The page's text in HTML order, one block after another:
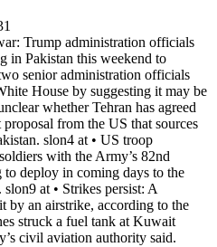
Trump administration officials
in Pakistan this weekend to
senior administration officials
House by suggesting it may be
whether Tehran has agreed
from the US that sources
slon4 at • US troop
with the Army’s 82nd
deploy in coming days to the
at • Strikes persist: A
by an airstrike, according to the
struck a fuel tank at Kuwait
civil aviation authority said.